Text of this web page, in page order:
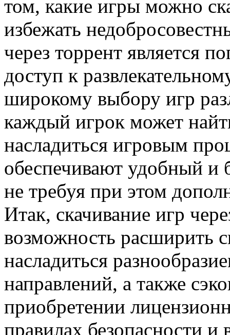
том, какие игры можно
избежать
через торрент является
доступ к
широкому выбору игр
каждый игрок может
насладиться игровым
обеспечивают удобный и
не требуя при этом
Итак, скачивание игр
возможность расширить
насладиться
направлений, а также
приобретении
правилах безопасности